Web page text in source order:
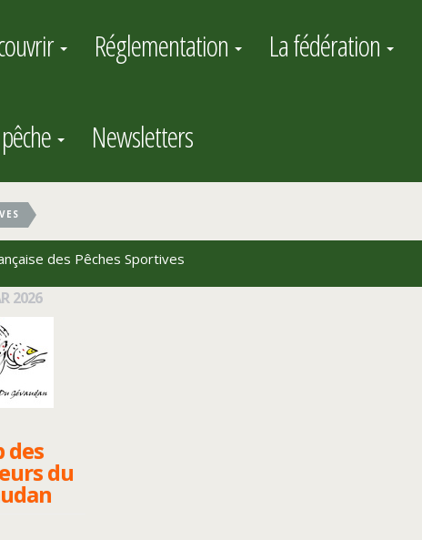
Réglementation La fédération
Newsletters
des Pêches Sportives
2026
des
du